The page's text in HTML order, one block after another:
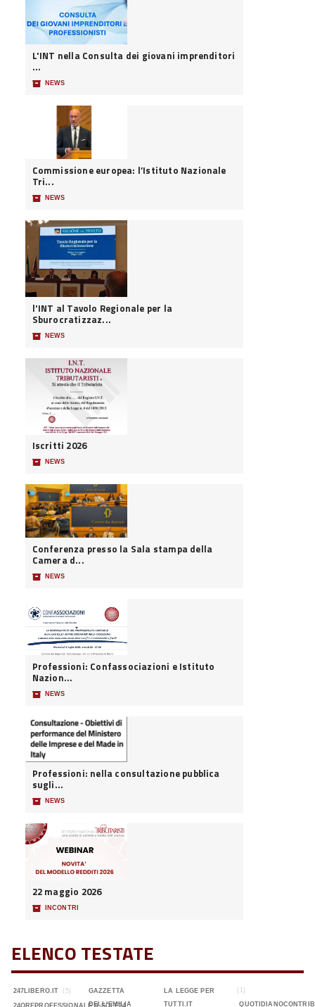
L'INT nella Consulta dei giovani imprenditori
...
📦 NEWS
Commissione europea: l’Istituto Nazionale
Tri...
📦 NEWS
l'INT al Tavolo Regionale per la
Sburocratizzaz...
📦 NEWS
Iscritti 2026
📦 NEWS
Conferenza presso la Sala stampa della
Camera d...
📦 NEWS
Professioni: Confassociazioni e Istituto
Nazion...
📦 NEWS
Professioni: nella consultazione pubblica
sugli...
📦 NEWS
22 maggio 2026
📦 INCONTRI
ELENCO TESTATE
247LIBERO.IT (5)
GAZZETTA
DELL'EMILIA
LA LEGGE PER
TUTTI.IT
(1)